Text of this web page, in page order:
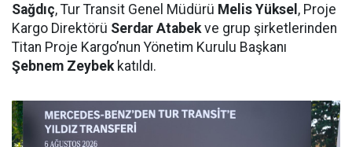
Sağdıç, Tur Transit Genel Müdürü Melis Yüksel , Proje
Kargo Direktörü Serdar Atabek ve grup şirketlerinden
Titan Proje Kargo’nun Yönetim Kurulu Başkanı
Şebnem Zeybek katıldı.